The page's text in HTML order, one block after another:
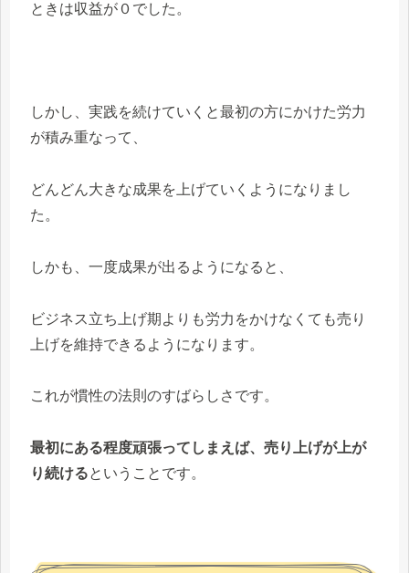
ときは収益が０でした。
しかし、実践を続けていくと最初の方にかけた労力
が積み重なって、
どんどん大きな成果を上げていくようになりまし
た。
しかも、一度成果が出るようになると、
ビジネス立ち上げ期よりも労力をかけなくても売り
上げを維持できるようになります。
これが慣性の法則のすばらしさです。
最初にある程度頑張ってしまえば、 売り上げが上が
り続けるということです。